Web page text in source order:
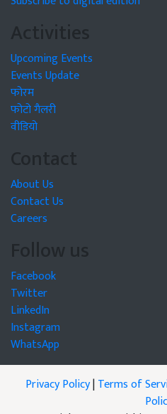
Activities
Upcoming Events
Events Update
फोरम
फोटो गैलरी
वीडियो
Contact
About Us
Contact Us
Careers
Follow us
Facebook
Twitter
LinkedIn
Instagram
WhatsApp
Privacy Policy|Terms of